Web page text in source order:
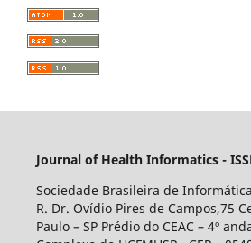
Journal of Health Informatics -
Sociedade Brasileira de
R. Dr. Ovídio Pires de Campos,75
Paulo – SP Prédio do CEAC – 4º